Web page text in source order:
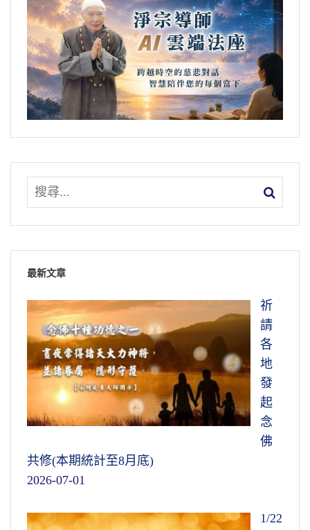
最新文章
祈
請
各
地
發
起
念
佛
共修(本期統計至8月底)
2026-07-01
1/22